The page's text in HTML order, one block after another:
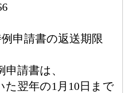
申請書の返送期限
請書は、
た翌年の1月10日まで